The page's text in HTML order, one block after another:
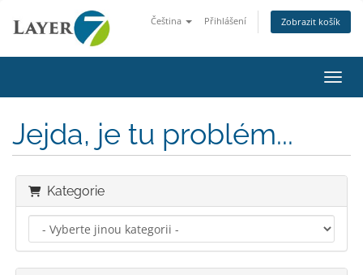
Čeština Přihlášení Zobrazit košík
Jejda, je tu problém...
Kategorie